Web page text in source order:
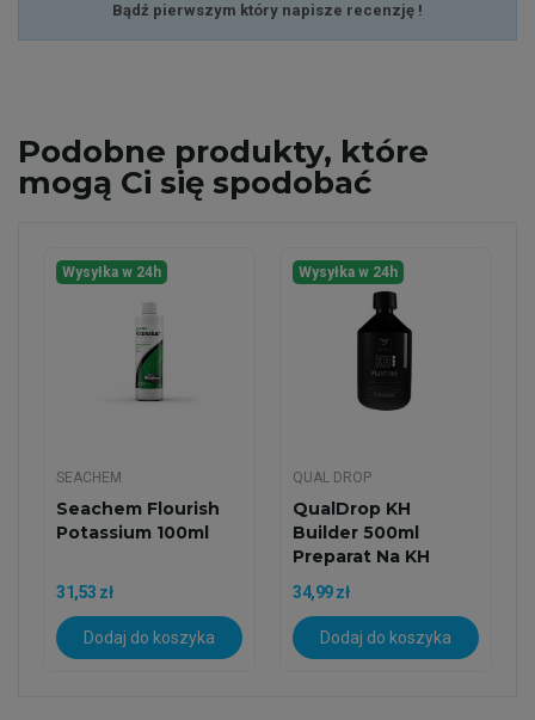
Bądź pierwszym który napisze recenzję !
Podobne produkty, które
mogą Ci się spodobać
Wysyłka w 24h
SEACHEM
Seachem Flourish
Potassium 100ml
31,53 zł
Dodaj do koszyka
Wysyłka w 24h
QUAL DROP
QualDrop KH
Builder 500ml
Preparat Na KH
34,99 zł
Dodaj do koszyka